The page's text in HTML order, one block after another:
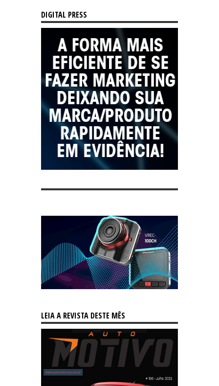
DIGITAL PRESS
LEIA A REVISTA DESTE MÊS